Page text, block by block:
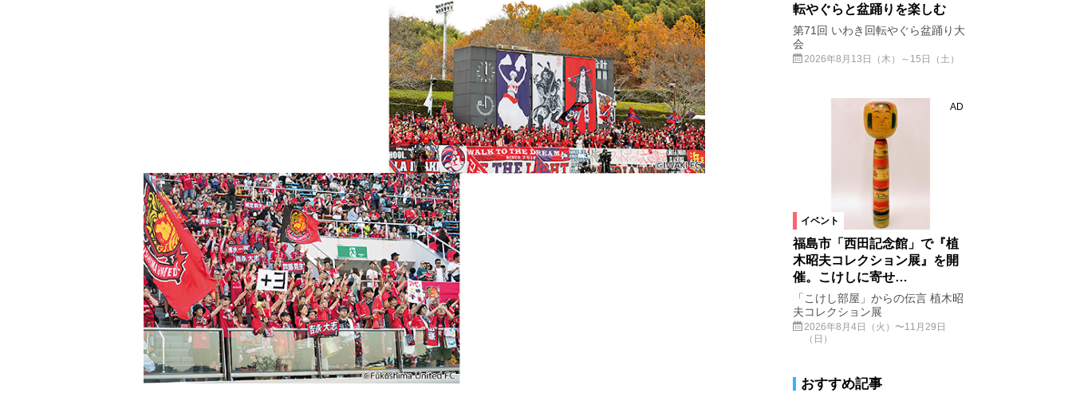
転やぐらと盆踊りを楽しむ
第71回 いわき回転やぐら盆踊り大
会
2026年8月13日（木）～15日（土）
イベント
AD
福島市「西田記念館」で『植
木昭夫コレクション展』を開
催。こけしに寄せ…
「こけし部屋」からの伝言 植木昭
夫コレクション展
2026年8月4日（火）〜11月29日
（日）
おすすめ記事